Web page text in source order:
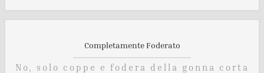
Completamente Foderato
No, solo coppe e fodera della gonna corta